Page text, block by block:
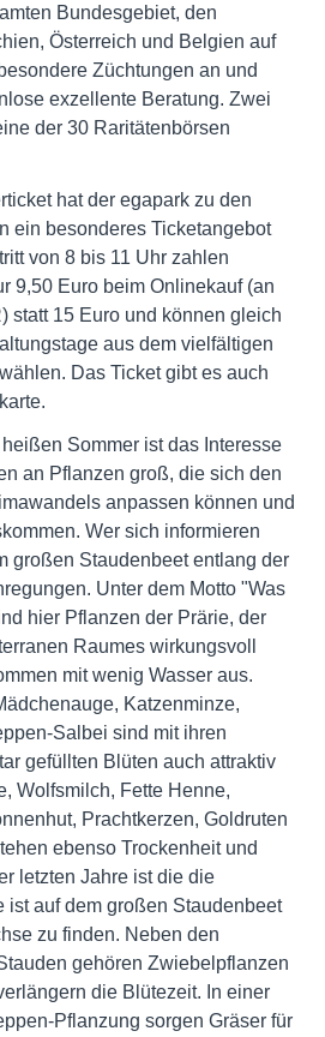
Bundesgebiet, den
Österreich und Belgien auf
Züchtungen an und
exzellente Beratung. Zwei
der 30 Raritätenbörsen
hat der egapark zu den
ein besonderes Ticketangebot
von 8 bis 11 Uhr zahlen
9,50 Euro beim Onlinekauf (an
statt 15 Euro und können gleich
aus dem vielfältigen
Das Ticket gibt es auch
Sommer ist das Interesse
an Pflanzen groß, die sich den
anpassen können und
Wer sich informieren
großen Staudenbeet entlang der
Unter dem Motto "Was
hier Pflanzen der Prärie, der
Raumes wirkungsvoll
mit wenig Wasser aus.
Katzenminze,
Salbei sind mit ihren
gefüllten Blüten auch attraktiv
Wolfsmilch, Fette Henne,
Prachtkerzen, Goldruten
ebenso Trockenheit und
letzten Jahre ist die die
ist auf dem großen Staudenbeet
zu finden. Neben den
gehören Zwiebelpflanzen
die Blütezeit. In einer
Pflanzung sorgen Gräser für